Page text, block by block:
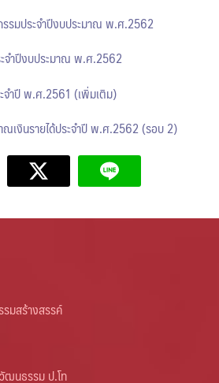
ากำลัง
กร
ศและการสื่อสารองค์กร
รรมประจำปีงบประมาณ พ.ศ.2562
ะจำปีงบประมาณ พ.ศ.2562
จำปี พ.ศ.2561 (เพิ่มเติม)
ณเงินรายได้ประจำปี พ.ศ.2562 (รอบ 2)
มสร้างสรรค์
ฒนธรรม ป.โท